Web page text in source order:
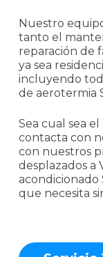
Nuestro
tanto el
reparación de
ya sea
incluyendo
de aerotermia
Sea cual sea
contacta con
con nuestros
desplazados a
acondicionado
que necesita